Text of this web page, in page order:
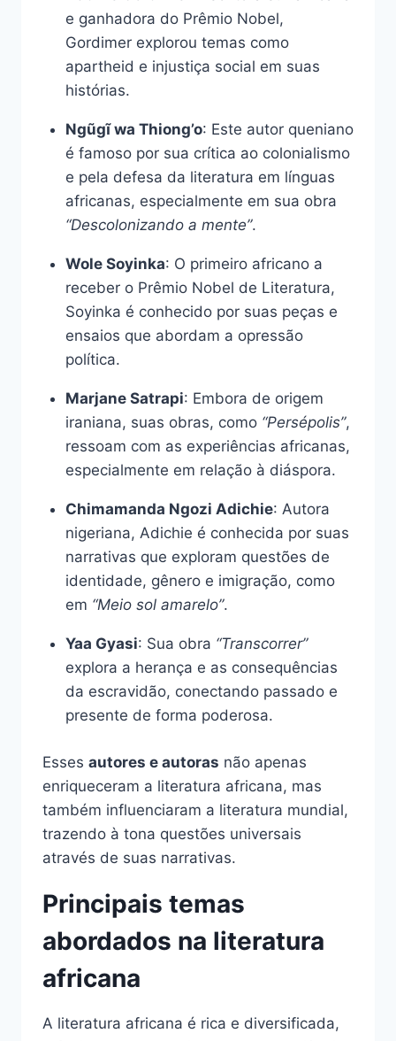
e ganhadora do Prêmio Nobel,
Gordimer explorou temas como
apartheid e injustiça social em suas
histórias.
Ngũgĩ wa Thiong’o: Este autor queniano
é famoso por sua crítica ao colonialismo
e pela defesa da literatura em línguas
africanas, especialmente em sua obra
“Descolonizando a mente”.
Wole Soyinka: O primeiro africano a
receber o Prêmio Nobel de Literatura,
Soyinka é conhecido por suas peças e
ensaios que abordam a opressão
política.
Marjane Satrapi: Embora de origem
iraniana, suas obras, como “Persépolis”,
ressoam com as experiências africanas,
especialmente em relação à diáspora.
Chimamanda Ngozi Adichie: Autora
nigeriana, Adichie é conhecida por suas
narrativas que exploram questões de
identidade, gênero e imigração, como
em “Meio sol amarelo”.
Yaa Gyasi: Sua obra “Transcorrer”
explora a herança e as consequências
da escravidão, conectando passado e
presente de forma poderosa.
Esses autores e autoras não apenas
enriqueceram a literatura africana, mas
também influenciaram a literatura mundial,
trazendo à tona questões universais
através de suas narrativas.
Principais temas
abordados na literatura
africana
A literatura africana é rica e diversificada,